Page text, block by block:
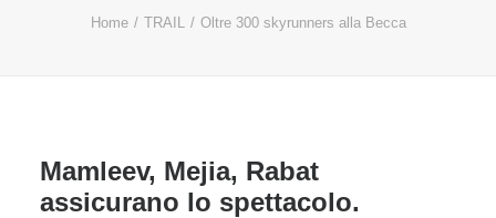
Home TRAIL Oltre 300 skyrunners alla Becca
Mamleev, Mejia, Rabat
assicurano lo spettacolo.